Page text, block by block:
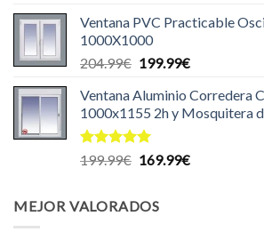
original
era:
140.00€.
actual
130.00€.
Ventana PVC Practicable
1000X1000
204.99€ El
original
era:
204.99€.
199.99€El
actual
es:
Ventana Aluminio Corredera
1000x1155 2h y Mosquitera
Valorado
199.99€ El
era:
169.99€El
MEJOR VALORADOS